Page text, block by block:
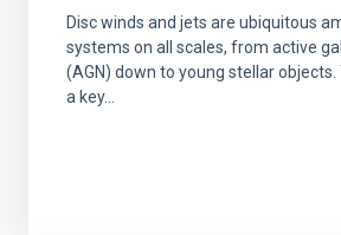
Disc winds and jets are ubiquitous
systems on all scales, from active
(AGN) down to young stellar
a key...